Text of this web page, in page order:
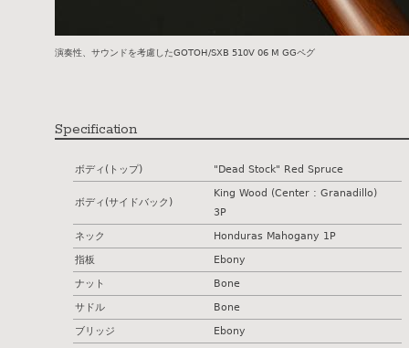
演奏性、サウンドを考慮したGOTOH/SXB 510V 06 M GGペグ
Specification
ボディ(トップ) "Dead Stock" Red Spruce
ボディ(サイドバック)
King Wood (Center : Granadillo)
3P
ネック
Honduras Mahogany 1P
指板
Ebony
ナット
Bone
サドル
Bone
ブリッジ
Ebony